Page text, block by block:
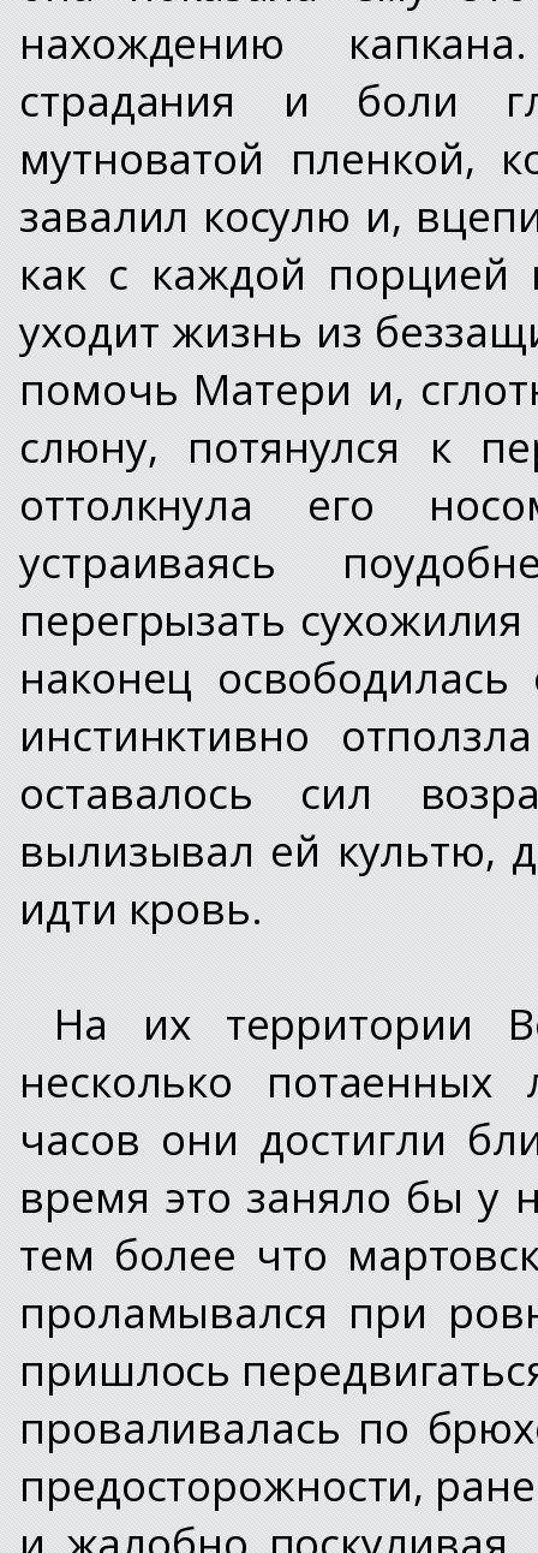
нахождению
страдания и боли
мутноватой пленкой,
завалил косулю и,
как с каждой
уходит жизнь из
помочь Матери и,
слюну, потянулся к
оттолкнула его
устраиваясь
перегрызать
наконец
инстинктивно
оставалось сил
вылизывал ей культю,
идти кровь.
На их территории
несколько
часов они достигли
время это заняло бы у
тем более что
проламывался при
пришлось
проваливалась по
предосторожности,